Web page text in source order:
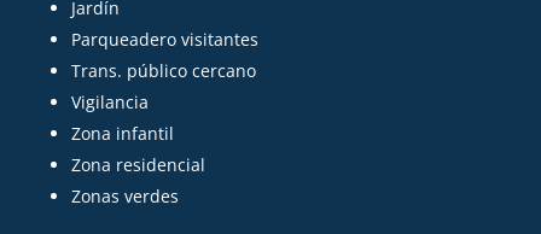
Jardín
Parqueadero visitantes
Trans. público cercano
Vigilancia
Zona infantil
Zona residencial
Zonas verdes